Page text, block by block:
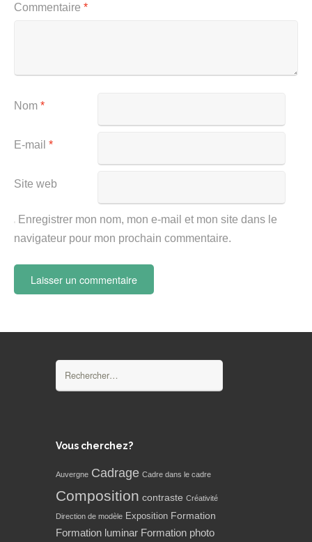
Commentaire *
Nom *
E-mail *
Site web
Enregistrer mon nom, mon e-mail et mon site dans le
navigateur pour mon prochain commentaire.
Vous cherchez?
Auvergne Cadrage Cadre dans le cadre
Composition contraste Créativité
Direction de modèle Exposition Formation
Formation luminar Formation photo